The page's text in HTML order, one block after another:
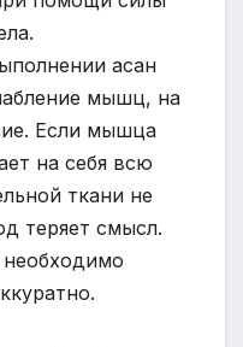
асан
мышц, на
Если мышца
на себя всю
ткани не
теряет смысл.